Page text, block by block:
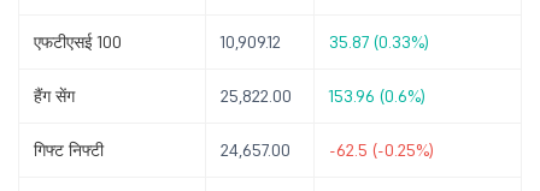
एफटीएसई 100 10,909.12 35.87 (0.33%)
हैंग सेंग 25,822.00 153.96 (0.6%)
गिफ्ट निफ्टी 24,657.00 -62.5 (-0.25%)